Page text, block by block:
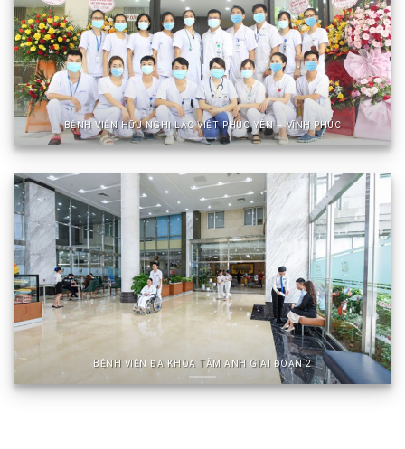
BỆNH VIỆN HỮU NGHỊ LẠC VIỆT PHÚC YÊN – VĨNH PHÚC
BỆNH VIỆN ĐA KHOA TÂM ANH GIAI ĐOẠN 2